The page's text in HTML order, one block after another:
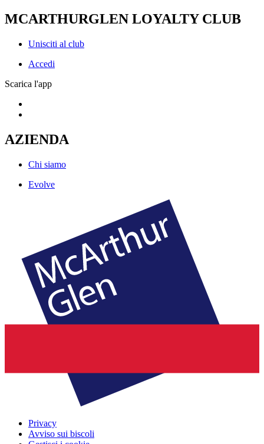
MCARTHURGLEN LOYALTY CLUB
Unisciti al club
Accedi
Scarica l'app
AZIENDA
Chi siamo
Evolve
Privacy
Avviso sui biscoli